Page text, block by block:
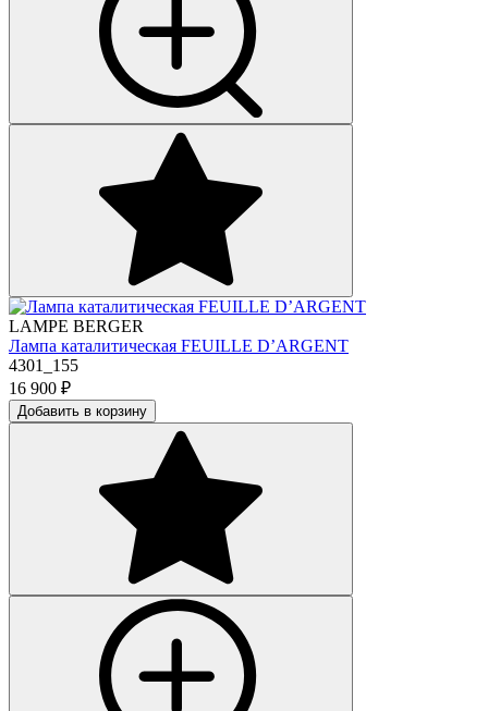
LAMPE BERGER
Лампа каталитическая FEUILLE D’ARGENT
4301_155
16 900 ₽
Добавить в корзину